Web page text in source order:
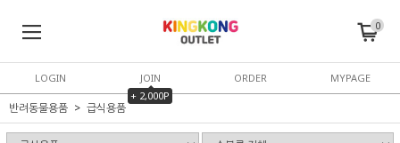
0
LOGIN
JOIN
+ 2,000P
ORDER MYPAGE
반려동물용품 급식용품